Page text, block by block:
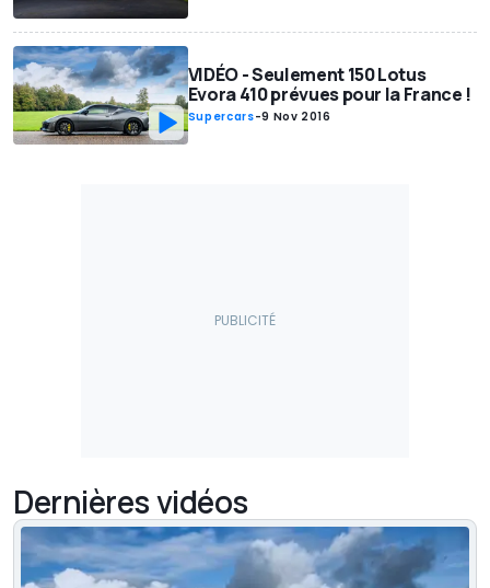
VIDÉO - Seulement 150 Lotus
Evora 410 prévues pour la France !
Supercars-9 Nov 2016
Dernières vidéos